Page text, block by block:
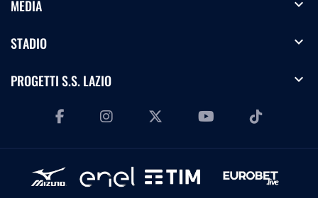
MEDIA expand_more
STADIO expand_more
PROGETTI S.S. LAZIO expand_more